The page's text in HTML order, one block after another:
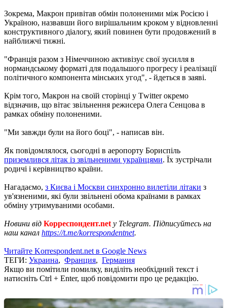
Зокрема, Макрон привітав обмін полоненими між Росією і
Україною, назвавши його вирішальним кроком у відновленні
конструктивного діалогу, який повинен бути продовжений в
найближчі тижні.
"Франція разом з Німеччиною активізує свої зусилля в
нормандському форматі для подальшого прогресу і реалізації
політичного компонента мінських угод", - йдеться в заяві.
Крім того, Макрон на своїй сторінці у Тwitter окремо
відзначив, що вітає звільнення режисера Олега Сенцова в
рамках обміну полоненими.
"Ми завжди були на його боці", - написав він.
Як повідомлялося, сьогодні в аеропорту Бориспіль
приземлився літак із звільненими українцями. Їх зустрічали
родичі і керівництво країни.
Нагадаємо, з Києва і Москви синхронно вилетіли літаки з
ув'язненими, які були звільнені обома країнами в рамках
обміну утримуваними особами.
Новини від Корреспондент.net у Telegram. Підписуйтесь на
наш канал https://t.me/korrespondentnet.
Читайте Korrespondent.net в Google News
ТЕГИ: Украина, Франция, Германия
Якщо ви помітили помилку, виділіть необхідний текст і
натисніть Ctrl + Enter, щоб повідомити про це редакцію.